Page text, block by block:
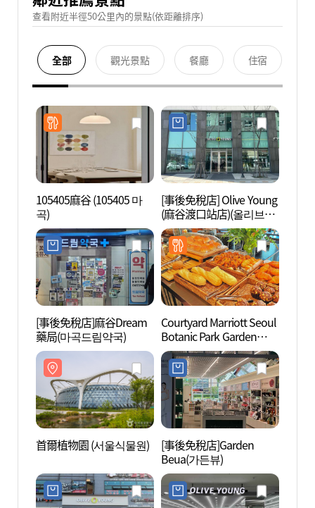
查看附近半徑50公里內的景點(依距離排序)
全部 觀光景點 餐廳 住宿
105405麻谷 (105405 마
곡)
[事後免稅店] Olive Young
(麻谷渡口站店)(올리브영
마곡나루역점)
[事後免稅店]麻谷Dream
藥局(마곡드림약국)
Courtyard Marriott Seoul
Botanic Park Garden
Kitchen (코트야드 메리어
트 서울 보타닉 파크 가든
키친)
首爾植物園 (서울식물원)
[事後免稅店]Garden
Beua(가든뷰)